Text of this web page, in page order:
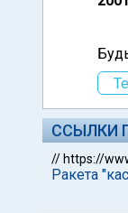
ССЫЛКИ
// https://
Ракета